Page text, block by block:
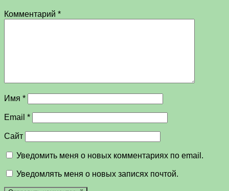
Комментарий *
Имя *
Email *
Сайт
Уведомить меня о новых комментариях по email.
Уведомлять меня о новых записях почтой.